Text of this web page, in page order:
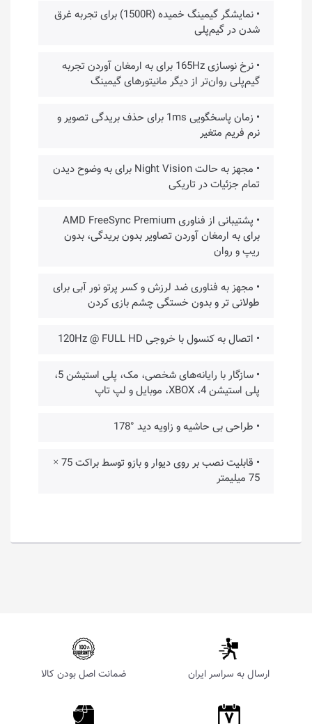
• نمایشگر گیمینگ خمیده (1500R) برای تجربه غرق
شدن در گیم‌پلی
• نرخ نوسازی 165Hz برای به ارمغان آوردن تجربه
گیم‌پلی روان‌تر از دیگر مانیتورهای گیمینگ
• زمان پاسخگویی 1ms برای حذف بریدگی تصویر و
نرم فریم متغیر
• مجهز به حالت Night Vision برای به وضوح دیدن
تمام جزئیات در تاریکی
• پشتیبانی از فناوری AMD FreeSync Premium
برای به ارمغان آوردن تصاویر بدون بریدگی، بدون
ریپ و روان
• مجهز به فناوری ضد لرزش و کسر پرتو نور آبی برای
طولانی تر و بدون خستگی چشم بازی کردن
• اتصال به کنسول با خروجی 120Hz @ FULL HD
• سازگار با رایانه‌های شخصی، مک، پلی استیشن 5،
پلی استیشن 4، XBOX، موبایل و لپ تاپ
• طراحی بی حاشیه و زاویه دید °178
• قابلیت نصب بر روی دیوار و بازو توسط براکت 75 ×
75 میلیمتر
ارسال به سراسر ایران ضمانت اصل بودن کالا